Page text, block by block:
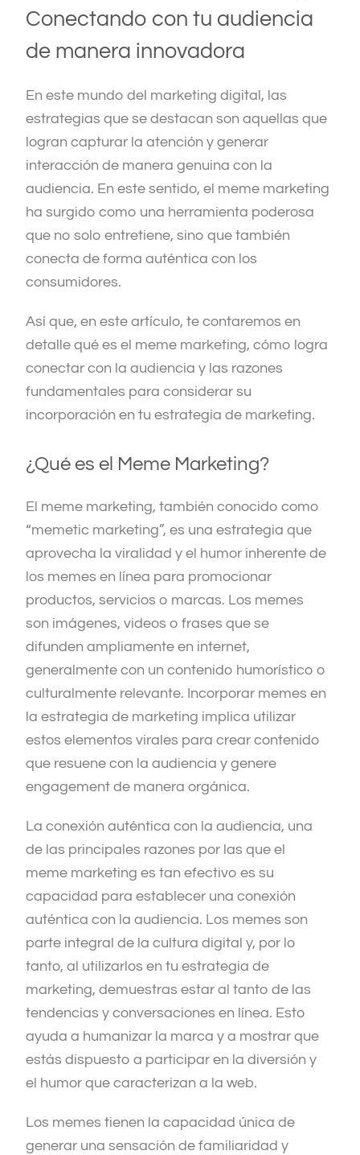
Conectando con tu audiencia
de manera innovadora
En este mundo del marketing digital, las
estrategias que se destacan son aquellas que
logran capturar la atención y generar
interacción de manera genuina con la
audiencia. En este sentido, el meme marketing
ha surgido como una herramienta poderosa
que no solo entretiene, sino que también
conecta de forma auténtica con los
consumidores.
Así que, en este artículo, te contaremos en
detalle qué es el meme marketing, cómo logra
conectar con la audiencia y las razones
fundamentales para considerar su
incorporación en tu estrategia de marketing.
¿Qué es el Meme Marketing?
El meme marketing, también conocido como
“memetic marketing”, es una estrategia que
aprovecha la viralidad y el humor inherente de
los memes en línea para promocionar
productos, servicios o marcas. Los memes
son imágenes, videos o frases que se
difunden ampliamente en internet,
generalmente con un contenido humorístico o
culturalmente relevante. Incorporar memes en
la estrategia de marketing implica utilizar
estos elementos virales para crear contenido
que resuene con la audiencia y genere
engagement de manera orgánica.
La conexión auténtica con la audiencia, una
de las principales razones por las que el
meme marketing es tan efectivo es su
capacidad para establecer una conexión
auténtica con la audiencia. Los memes son
parte integral de la cultura digital y, por lo
tanto, al utilizarlos en tu estrategia de
marketing, demuestras estar al tanto de las
tendencias y conversaciones en línea. Esto
ayuda a humanizar la marca y a mostrar que
estás dispuesto a participar en la diversión y
el humor que caracterizan a la web.
Los memes tienen la capacidad única de
generar una sensación de familiaridad y